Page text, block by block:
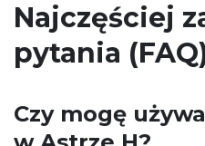
Najczęściej
pytania
Czy mogę